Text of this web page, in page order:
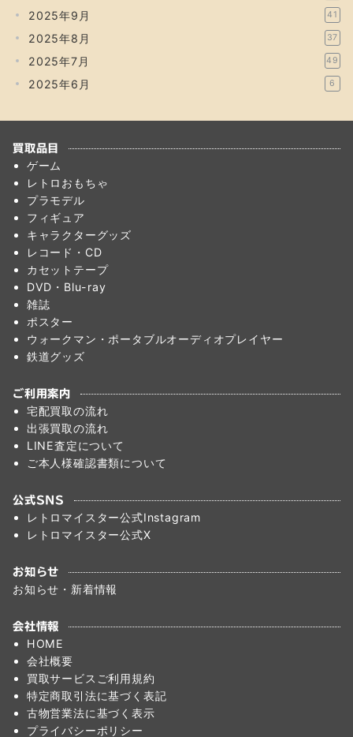
2025年9月 41
2025年8月 37
2025年7月 49
2025年6月 6
買取品目
ゲーム
レトロおもちゃ
プラモデル
フィギュア
キャラクターグッズ
レコード・CD
カセットテープ
DVD・Blu-ray
雑誌
ポスター
ウォークマン・ポータブルオーディオプレイヤー
鉄道グッズ
ご利用案内
宅配買取の流れ
出張買取の流れ
LINE査定について
ご本人様確認書類について
公式SNS
レトロマイスター公式Instagram
レトロマイスター公式X
お知らせ
お知らせ・新着情報
会社情報
HOME
会社概要
買取サービスご利用規約
特定商取引法に基づく表記
古物営業法に基づく表示
プライバシーポリシー